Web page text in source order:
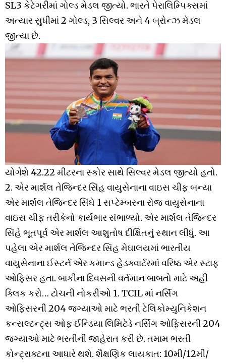
SL3 કેટેગરીમાં ગોલ્ડ મેડલ જીત્યો. ભારતે પેરાલિમ્પિક્સમાં
અત્યાર સુધીમાં 2 ગોલ્ડ, 3 સિલ્વર અને 4 બ્રોન્ઝ મેડલ
જીત્યા છે.
યોગેશે 42.22 મીટરના સ્કોર સાથે સિલ્વર મેડલ જીત્યો હતો.
2. એર માર્શલ તેજિન્દર સિંહ વાયુસેનાના વાઇસ ચીફ બન્યા
એર માર્શલ તેજિન્દર સિંઘે 1 સપ્ટેમ્બરના રોજ વાયુસેનાના
વાઇસ ચીફ તરીકેનો કાર્યભાર સંભાળ્યો. એર માર્શલ તેજિન્દર
સિંહે ભૂતપૂર્વ એર માર્શલ આશુતોષ દીક્ષિતનું સ્થાન લીધું. આ
પહેલા એર માર્શલ તેજિન્દર સિંહ મેઘાલયમાં ભારતીય
વાયુસેનાના ઈસ્ટર્ન એર કમાન્ડ હેડક્વાર્ટરમાં વરિષ્ઠ એર સ્ટાફ
ઓફિસર હતા. બાકીના દિવસની વર્તમાન બાબતો માટે અહીં
ક્લિક કરો… ટોચની નોકરીઓ 1. TCIL માં નર્સિંગ
ઓફિસરની 204 જગ્યાઓ માટે ભરતી ટેલિકોમ્યુનિકેશન
કન્સલ્ટન્ટ્સ ઓફ ઈન્ડિયા લિમિટેડે નર્સિંગ ઓફિસરની 204
જગ્યાઓ માટે ભરતીની જાહેરાત કરી છે. તમામ ભરતી
કોન્ટ્રાક્ટના આધારે થશે. શૈક્ષણિક લાયકાત: 10મી/12મી/